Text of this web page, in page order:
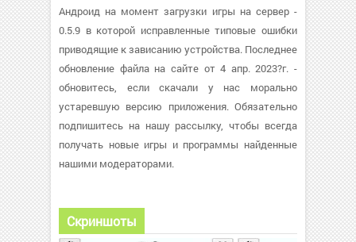
Андроид на момент загрузки игры на сервер -
0.5.9 в которой исправленные типовые ошибки
приводящие к зависанию устройства. Последнее
обновление файла на сайте от 4 апр. 2023?г. -
обновитесь, если скачали у нас морально
устаревшую версию приложения. Обязательно
подпишитесь на нашу рассылку, чтобы всегда
получать новые игры и программы найденные
нашими модераторами.
Скриншоты